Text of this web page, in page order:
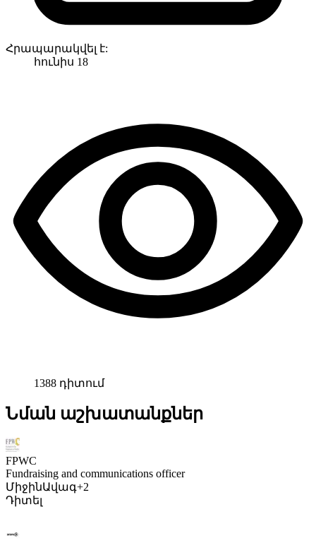
Հրապարակվել է:
հունիս 18
1388 դիտում
Նման աշխատանքներ
FPWC
Fundraising and communications officer
ՄիջինԱվագ+2
Դիտել